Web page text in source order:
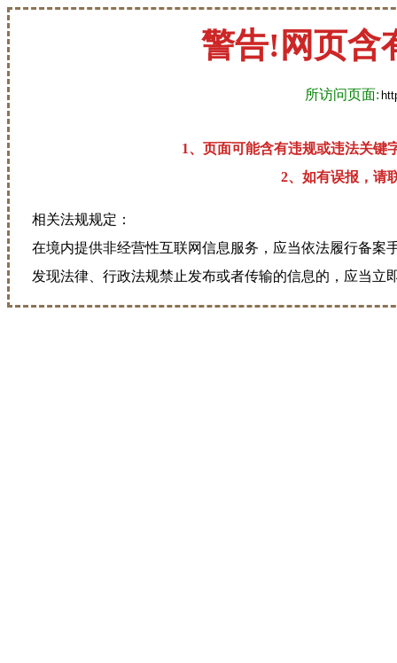
警告!网页含
所访问页面:
1、页面可能含有违规或违法关键
2、如有误报，请
相关法规规定：
在境内提供非经营性互联网信息服务，应当依法履行备案
发现法律、行政法规禁止发布或者传输的信息的，应当